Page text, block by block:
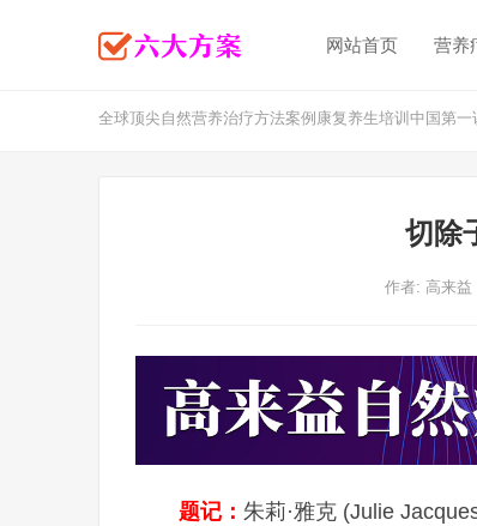
网站首页 营养
全球顶尖自然营养治疗方法案例康复养生培训中国第一
切除
作者: 高来益
题记： 朱莉·雅克 (Julie